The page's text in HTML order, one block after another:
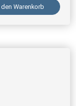
den Warenkorb